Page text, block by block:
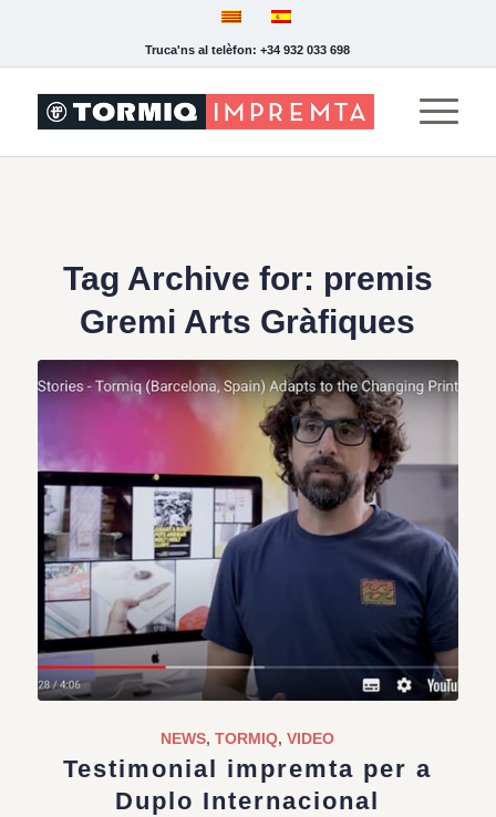
Truca'ns al telèfon: +34 932 033 698
Tag Archive for: premis
Gremi Arts Gràfiques
NEWS,TORMIQ,VIDEO
Testimonial impremta per a
Duplo Internacional